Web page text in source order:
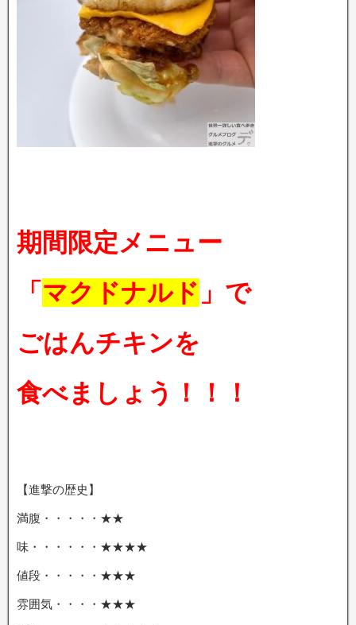
期間限定メニュー
「 マクドナルド 」で
ごはんチキンを
食べましょう！！！
【進撃の歴史】
満腹・・・・・★★
味・・・・・・★★★★
値段・・・・・★★★
雰囲気・・・・★★★